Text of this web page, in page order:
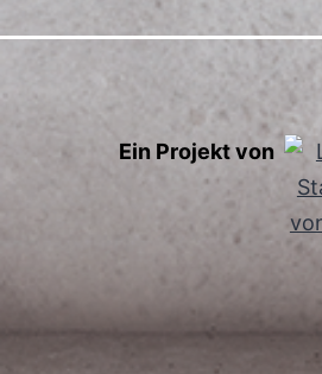
Ein Projekt von